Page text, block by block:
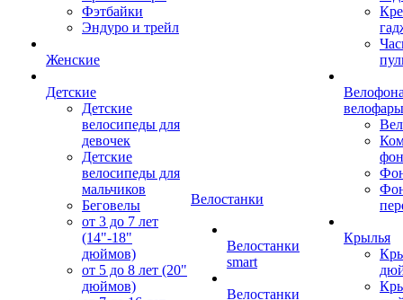
Фэтбайки
Эндуро и трейл
Женские
Детские
Детские
велосипеды для
девочек
Детские
велосипеды для
мальчиков
Беговелы
от 3 до 7 лет
(14"-18"
дюймов)
от 5 до 8 лет (20"
дюймов)
Велостанки
Велостанки
smart
Велостанки
велофары
Крылья